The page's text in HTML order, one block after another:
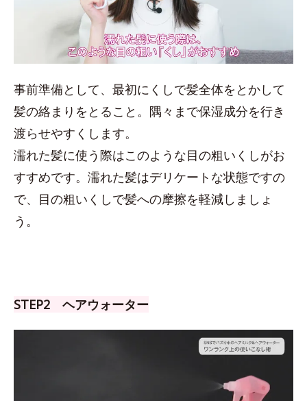
事前準備として、最初にくしで髪全体をとかして
髪の絡まりをとること。隅々まで保湿成分を行き
渡らせやすくします。
濡れた髪に使う際はこのような目の粗いくしがお
すすめです。濡れた髪はデリケートな状態ですの
で、目の粗いくしで髪への摩擦を軽減しましょ
う。
STEP2 ヘアウォーター